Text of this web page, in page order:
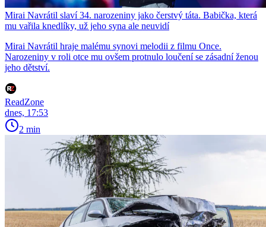
Mirai Navrátil slaví 34. narozeniny jako čerstvý táta. Babička, která
mu vařila knedlíky, už jeho syna ale neuvidí
Mirai Navrátil hraje malému synovi melodii z filmu Once.
Narozeniny v roli otce mu ovšem protnulo loučení se zásadní ženou
jeho dětství.
ReadZone
dnes, 17:53
2 min